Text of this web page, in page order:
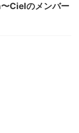
Cielのメンバー